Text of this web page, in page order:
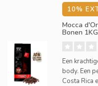
10%
Mocca
Bonen 1KG
Een
body. Een
Costa Rica